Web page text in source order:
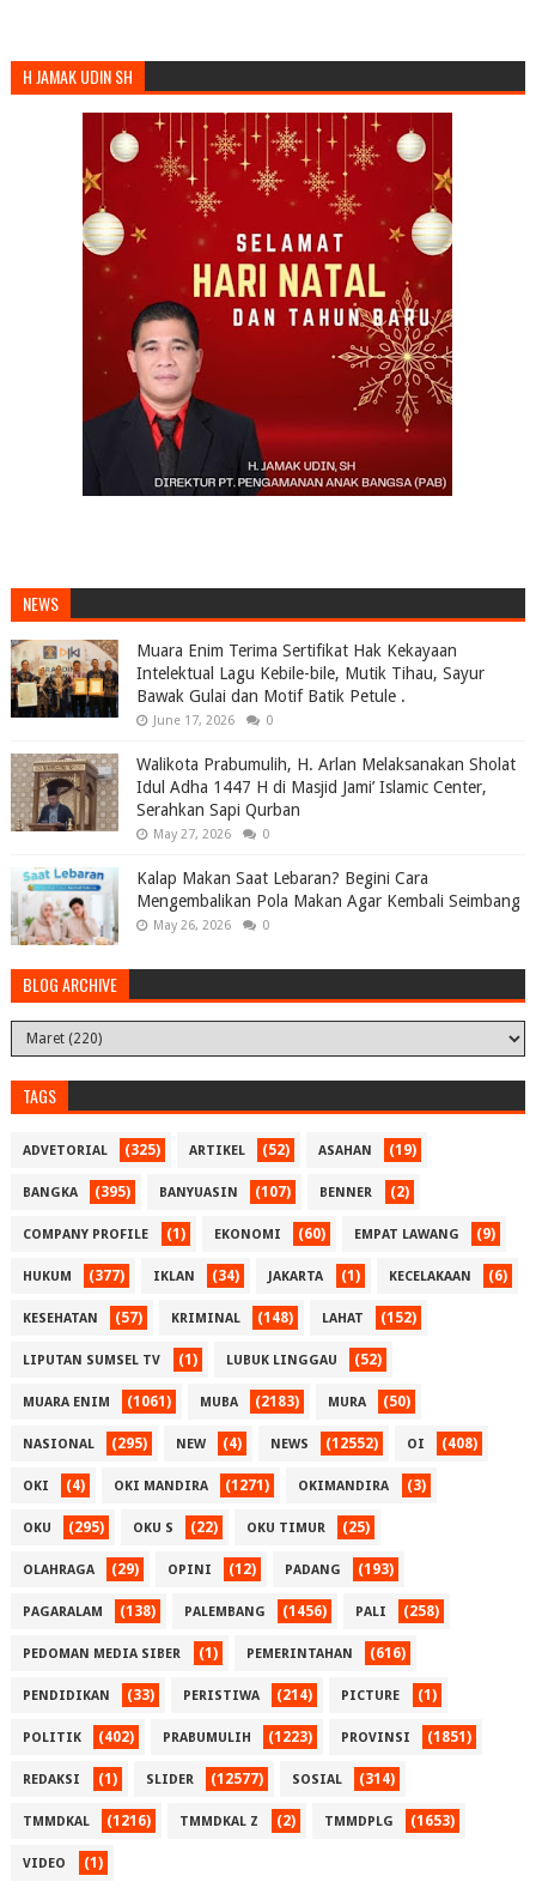
H JAMAK UDIN SH
NEWS
Muara Enim Terima Sertifikat Hak Kekayaan
Intelektual Lagu Kebile-bile, Mutik Tihau, Sayur
Bawak Gulai dan Motif Batik Petule .
June 17, 2026 0
Walikota Prabumulih, H. Arlan Melaksanakan Sholat
Idul Adha 1447 H di Masjid Jami’ Islamic Center,
Serahkan Sapi Qurban
May 27, 2026 0
Kalap Makan Saat Lebaran? Begini Cara
Mengembalikan Pola Makan Agar Kembali Seimbang
May 26, 2026 0
BLOG ARCHIVE
TAGS
ADVETORIAL (325) ARTIKEL (52) ASAHAN (19)
BANGKA (395) BANYUASIN (107) BENNER (2)
COMPANY PROFILE (1) EKONOMI (60) EMPAT LAWANG (9)
HUKUM (377) IKLAN (34) JAKARTA (1) KECELAKAAN (6)
KESEHATAN (57) KRIMINAL (148) LAHAT (152)
LIPUTAN SUMSEL TV (1) LUBUK LINGGAU (52)
MUARA ENIM (1061) MUBA (2183) MURA (50)
NASIONAL (295) NEW (4) NEWS (12552) OI (408)
OKI (4) OKI MANDIRA (1271) OKIMANDIRA (3)
OKU (295) OKU S (22) OKU TIMUR (25)
OLAHRAGA (29) OPINI (12) PADANG (193)
PAGARALAM (138) PALEMBANG (1456) PALI (258)
PEDOMAN MEDIA SIBER (1) PEMERINTAHAN (616)
PENDIDIKAN (33) PERISTIWA (214) PICTURE (1)
POLITIK (402) PRABUMULIH (1223) PROVINSI (1851)
REDAKSI (1) SLIDER (12577) SOSIAL (314)
TMMDKAL (1216) TMMDKAL Z (2) TMMDPLG (1653)
VIDEO (1)